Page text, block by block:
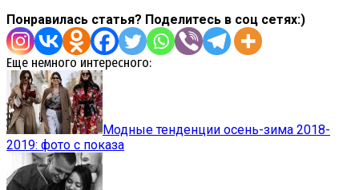
Понравилась статья? Поделитесь в соц сетях:)
Еще немного интересного:
Модные тенденции осень-зима 2018-
2019: фото с показа